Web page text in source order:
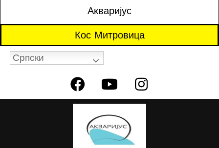
Акваријус
Кос Митровица
Српски